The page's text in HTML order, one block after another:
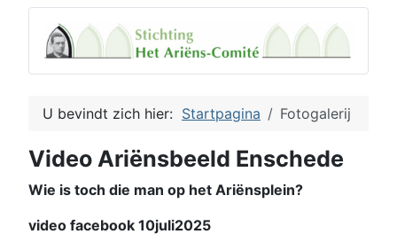
U bevindt zich hier: Startpagina Fotogalerij
Video Ariënsbeeld Enschede
Wie is toch die man op het Ariënsplein?
video facebook 10juli2025